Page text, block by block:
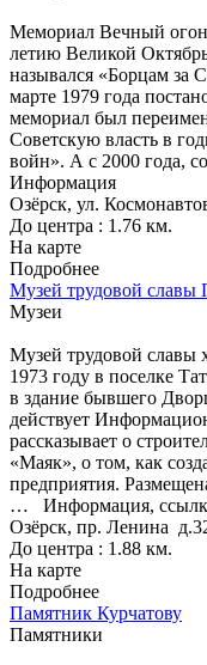
Мемориал Вечный
летию Великой
назывался «Борцам за
марте 1979 года
мемориал был
Советскую власть в
войн». А с 2000 года,
Информация
Озёрск, ул.
До центра : 1.76 км.
На карте
Подробнее
Музей трудовой
Музеи
Музей трудовой славы
1973 году в поселке
в здание бывшего
действует
рассказывает о
«Маяк», о том, как
предприятия.
… Информация,
Озёрск, пр. Ленина
До центра : 1.88 км.
На карте
Подробнее
Памятник Курчатову
Памятники